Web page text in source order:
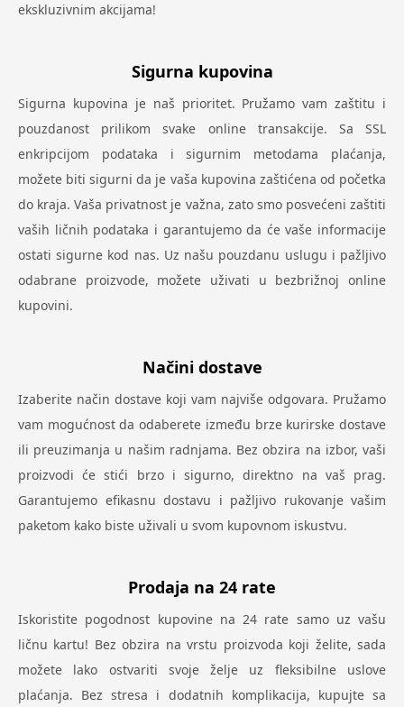
ekskluzivnim akcijama!
Sigurna kupovina
Sigurna kupovina je naš prioritet. Pružamo vam zaštitu i
pouzdanost prilikom svake online transakcije. Sa SSL
enkripcijom podataka i sigurnim metodama plaćanja,
možete biti sigurni da je vaša kupovina zaštićena od početka
do kraja. Vaša privatnost je važna, zato smo posvećeni zaštiti
vaših ličnih podataka i garantujemo da će vaše informacije
ostati sigurne kod nas. Uz našu pouzdanu uslugu i pažljivo
odabrane proizvode, možete uživati u bezbrižnoj online
kupovini.
Načini dostave
Izaberite način dostave koji vam najviše odgovara. Pružamo
vam mogućnost da odaberete između brze kurirske dostave
ili preuzimanja u našim radnjama. Bez obzira na izbor, vaši
proizvodi će stići brzo i sigurno, direktno na vaš prag.
Garantujemo efikasnu dostavu i pažljivo rukovanje vašim
paketom kako biste uživali u svom kupovnom iskustvu.
Prodaja na 24 rate
Iskoristite pogodnost kupovine na 24 rate samo uz vašu
ličnu kartu! Bez obzira na vrstu proizvoda koji želite, sada
možete lako ostvariti svoje želje uz fleksibilne uslove
plaćanja. Bez stresa i dodatnih komplikacija, kupujte sa